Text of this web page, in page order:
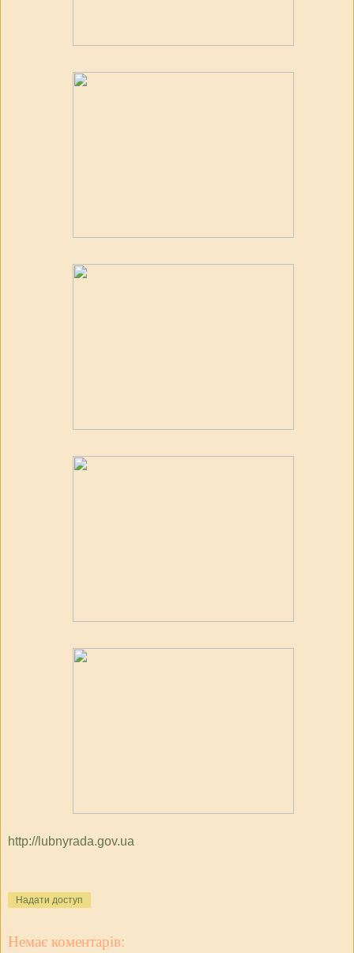
http://lubnyrada.gov.ua
Надати доступ
Немає коментарів: